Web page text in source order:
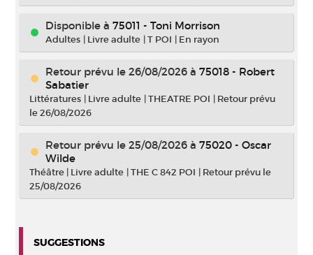
Disponible à 75011 - Toni Morrison
Adultes | Livre adulte |T POI | En rayon
Retour prévu le 26/08/2026 à 75018 - Robert
Sabatier
Littératures | Livre adulte |THEATRE POI | Retour prévu
le 26/08/2026
Retour prévu le 25/08/2026 à 75020 - Oscar
Wilde
Théâtre | Livre adulte |THE C 842 POI | Retour prévu le
25/08/2026
SUGGESTIONS